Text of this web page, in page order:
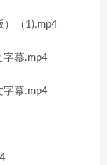
）（1).mp4
字幕.mp4
字幕.mp4